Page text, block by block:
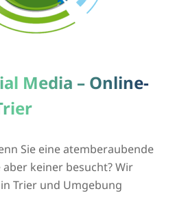
Media – Online-
Sie eine atemberaubende
keiner besucht? Wir
Trier und Umgebung